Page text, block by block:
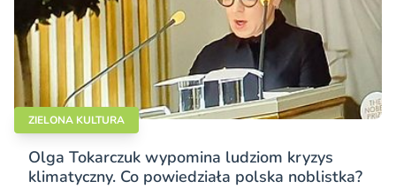
ZIELONA KULTURA
Olga Tokarczuk wypomina ludziom kryzys
klimatyczny. Co powiedziała polska noblistka?